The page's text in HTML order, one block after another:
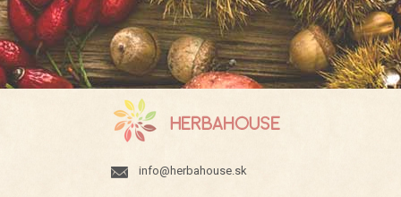
info@herbahouse.sk